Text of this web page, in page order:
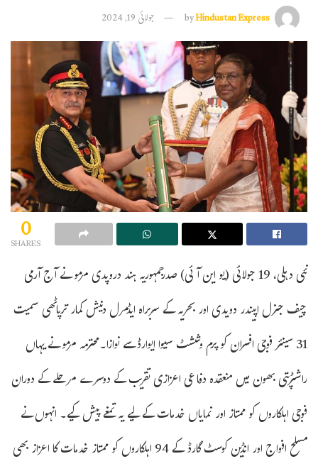
byHindustan Express جولائی 19, 2024
0
SHARES
نئی دہلی، 19 جولائی (یو این آئی) صدرجمہوریہ ہند دروپدی مرمو نے آج آرمی
چیف جنرل اپیندر دویدی اور بحریہ کے سربراہ ایڈمرل دنیش کمار ترپاٹھی سمیت
31 سینئر فوجی افسران کو پرم وششٹ سیوا ایوارڈسے نوازا۔محترمہ مرمو نے یہاں
راشٹرپتی بھون میں منعقدہ دفاعی اعزازی تقریب کے دوسرے مرحلے کے دوران
فوجی اہلکاروں کو ممتاز اور نمایاں خدمات کے لیے یہ تمغے پیش کیے۔ انہوں نے
مسلح افواج اور انڈین کوسٹ گارڈ کے 94 اہلکاروں کو ممتاز خدمات کا اعزاز بھی